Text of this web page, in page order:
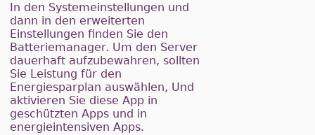
In den Systemeinstellungen und
dann in den erweiterten
Einstellungen finden Sie den
Batteriemanager. Um den Server
dauerhaft aufzubewahren, sollten
Sie Leistung für den
Energiesparplan auswählen, Und
aktivieren Sie diese App in
geschützten Apps und in
energieintensiven Apps.